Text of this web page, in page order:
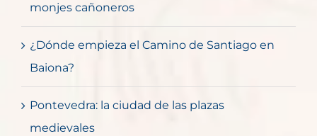
monjes cañoneros
¿Dónde empieza el Camino de Santiago en
Baiona?
Pontevedra: la ciudad de las plazas
medievales